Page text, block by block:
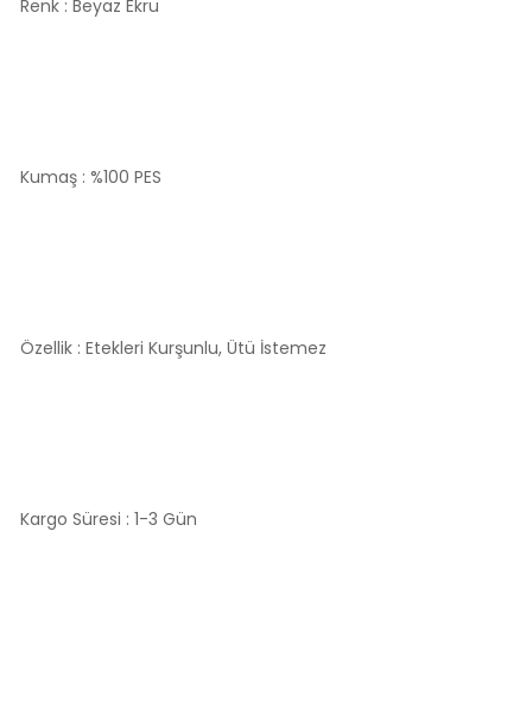
Renk : Beyaz Ekru
Kumaş : %100 PES
Özellik : Etekleri Kurşunlu, Ütü İstemez
Kargo Süresi : 1-3 Gün